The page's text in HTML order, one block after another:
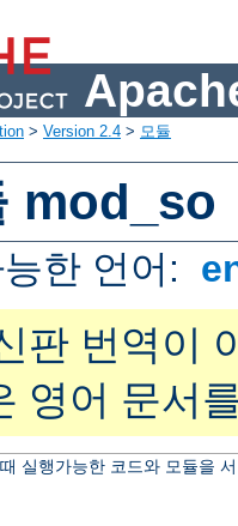
> Version 2.4 > 모듈
mod_so
한 언어:
판 번역이
영어 문서
실행가능한 코드와 모듈을